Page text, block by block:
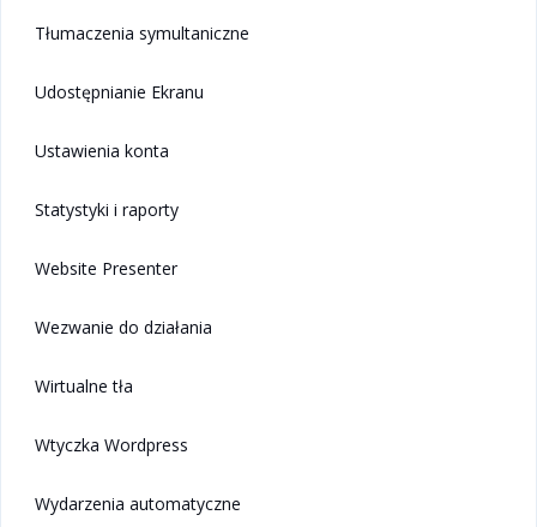
Tłumaczenia symultaniczne
Udostępnianie Ekranu
Ustawienia konta
Statystyki i raporty
Website Presenter
Wezwanie do działania
Wirtualne tła
Wtyczka Wordpress
Wydarzenia automatyczne